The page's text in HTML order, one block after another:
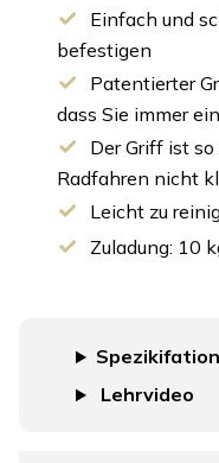
Einfach und
befestigen
Patentierter
dass Sie immer
Der Griff ist
Radfahren nicht
Leicht zu
Zuladung: 10
Lehrvideo